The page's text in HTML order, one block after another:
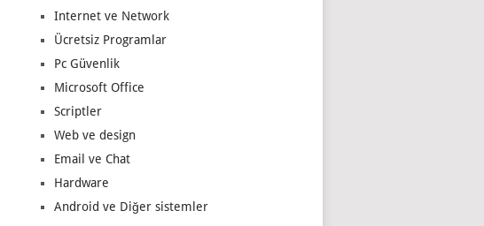
Internet ve Network
Ücretsiz Programlar
Pc Güvenlik
Microsoft Office
Scriptler
Web ve design
Email ve Chat
Hardware
Android ve Diğer sistemler